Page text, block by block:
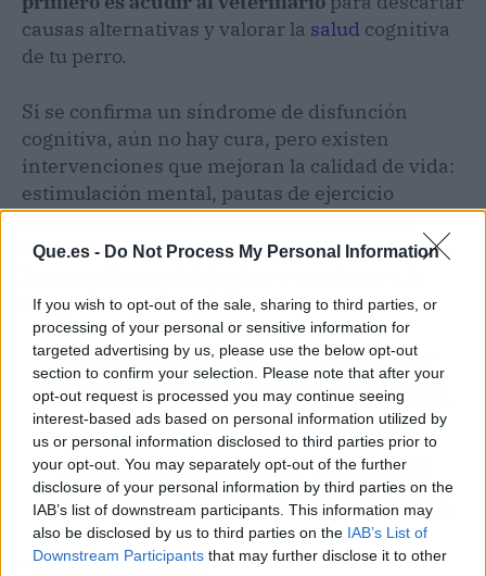
Que.es - Do Not Process My Personal Information
If you wish to opt-out of the sale, sharing to third parties, or
processing of your personal or sensitive information for
targeted advertising by us, please use the below opt-out
section to confirm your selection. Please note that after your
opt-out request is processed you may continue seeing
interest-based ads based on personal information utilized by
us or personal information disclosed to third parties prior to
your opt-out. You may separately opt-out of the further
disclosure of your personal information by third parties on the
IAB’s list of downstream participants. This information may
also be disclosed by us to third parties on the IAB’s List of
Downstream Participants that may further disclose it to other
causas alternativas y valorar la salud cognitiva
de tu perro.
Si se confirma un síndrome de disfunción
cognitiva, aún no hay cura, pero existen
intervenciones que mejoran la calidad de vida:
estimulación mental, pautas de ejercicio
adaptado, cambios en la dieta y manejo del
entorno. Cuanto antes se detecte, más margen
compañero activo y feliz.
LA DIFERENCIA ENTRE UN
DIAGNÓSTICO TARDÍO Y UNA
DETECCIÓN TEMPRANA
PUEDE ESTAR EN FIJARSE
EN CÓMO CAMINA TU PERRO.
🐾 Huella animal